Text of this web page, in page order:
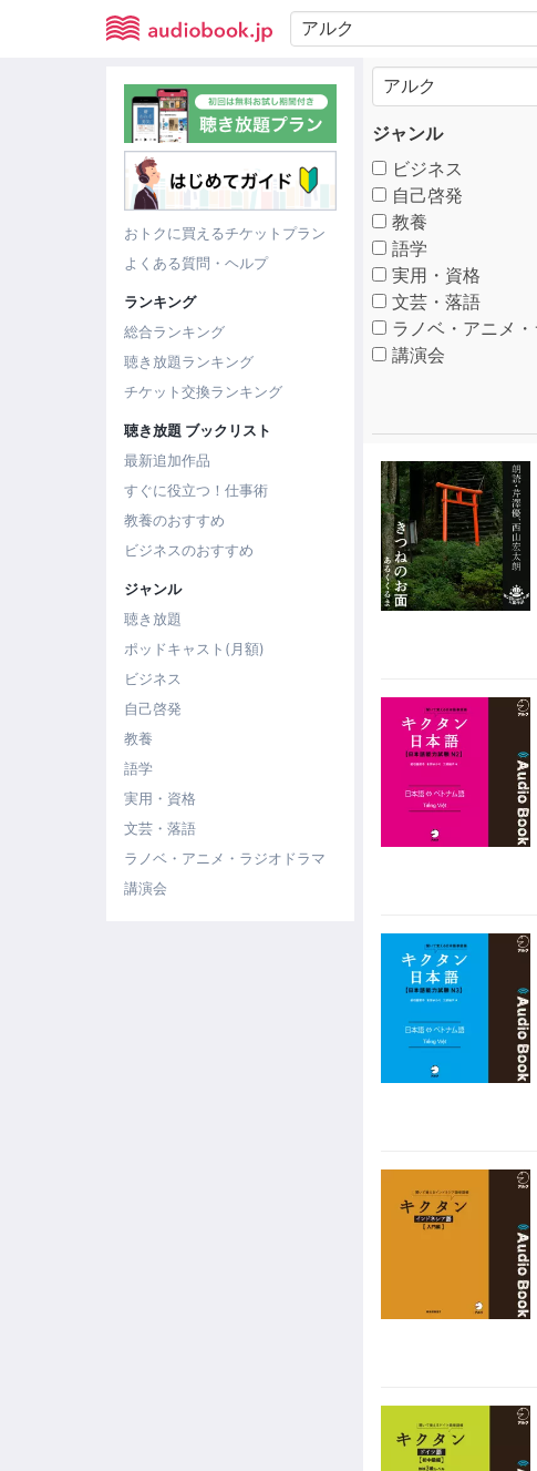
おトクに買えるチケットプラン
よくある質問・ヘルプ
ランキング
総合ランキング
聴き放題ランキング
チケット交換ランキング
聴き放題 ブックリスト
最新追加作品
すぐに役立つ！仕事術
教養のおすすめ
ビジネスのおすすめ
ジャンル
聴き放題
ポッドキャスト(月額)
ビジネス
自己啓発
教養
語学
実用・資格
文芸・落語
ラノベ・アニメ・ラジオドラマ
講演会
ジャンル
ビジネス
自己啓発
教養
語学
実用・資格
文芸・落語
ラノベ・アニメ
講演会